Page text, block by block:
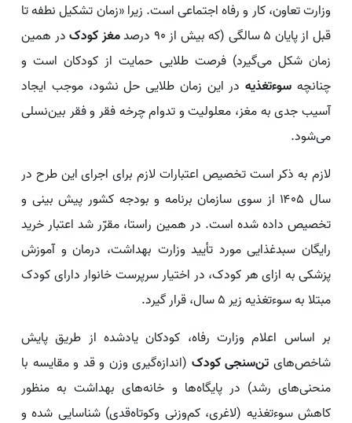
وزارت تعاون، کار و رفاه اجتماعی است. زیرا «زمان تشکیل نطفه تا
قبل از پایان ۵ سالگی (که بیش از ۹۰ درصد
مغز کودکدر همین
زمان شکل می‌گیرد) فرصت طلایی حمایت از کودکان است و
چنانچه سوء‌تغذیه در این زمان طلایی حل نشود، موجب ایجاد
آسیب جدی به مغز، معلولیت و تدوام چرخه فقر و فقر بین‌نسلی
می‌شود.
لازم به ذکر است تخصیص اعتبارات لازم برای اجرای این طرح در
سال ۱۴۰۵ از سوی سازمان برنامه و بودجه کشور پیش بینی و
تخصیص داده شده است. در همین راستا، مقرّر شد اعتبار خرید
رایگان سبدغذایی مورد تأیید وزارت بهداشت، درمان و آموزش
پزشکی به ازای هر کودک، در اختیار سرپرست خانوار دارای کودک
مبتلا به سوءتغذیه زیر ۵ سال، قرار گیرد.
بر اساس اعلام وزارت رفاه، کودکان یادشده از طریق پایش
شاخص‌های تن‌سنجی کودک (اندازه‌گیری وزن و قد و مقایسه با
منحنی‌های رشد) در پایگاه‌ها و خانه‌های بهداشت به منظور
کاهش سوءتغذیه (لاغری، کم‌وزنی وکوتاه‌قدی) شناسایی شده و